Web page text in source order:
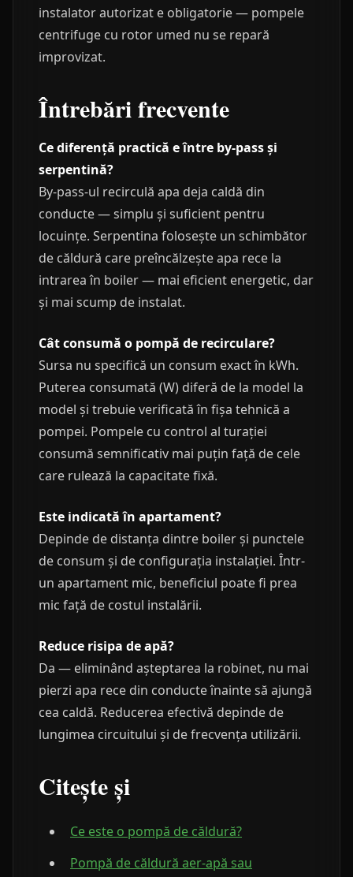
instalator autorizat e obligatorie — pompele
centrifuge cu rotor umed nu se repară
improvizat.
Întrebări frecvente
Ce diferență practică e între by-pass și
serpentină?
By-pass-ul recirculă apa deja caldă din
conducte — simplu și suficient pentru
locuințe. Serpentina folosește un schimbător
de căldură care preîncălzește apa rece la
intrarea în boiler — mai eficient energetic, dar
și mai scump de instalat.
Cât consumă o pompă de recirculare?
Sursa nu specifică un consum exact în kWh.
Puterea consumată (W) diferă de la model la
model și trebuie verificată în fișa tehnică a
pompei. Pompele cu control al turației
consumă semnificativ mai puțin față de cele
care rulează la capacitate fixă.
Este indicată în apartament?
Depinde de distanța dintre boiler și punctele
de consum și de configurația instalației. Într-
un apartament mic, beneficiul poate fi prea
mic față de costul instalării.
Reduce risipa de apă?
Da — eliminând așteptarea la robinet, nu mai
pierzi apa rece din conducte înainte să ajungă
cea caldă. Reducerea efectivă depinde de
lungimea circuitului și de frecvența utilizării.
Citește și
Ce este o pompă de căldură?
Pompă de căldură aer-apă sau